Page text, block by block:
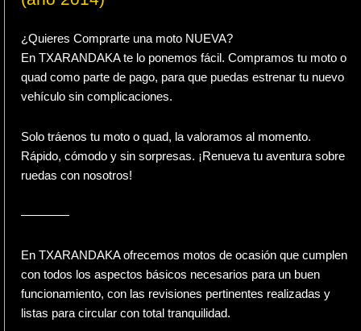
¿Quieres Comprarte una moto NUEVA?
En TXARANDAKA te lo ponemos fácil. Compramos tu moto o
quad como parte de pago, para que puedas estrenar tu nuevo
vehículo sin complicaciones.
Solo tráenos tu moto o quad, la valoramos al momento.
Rápido, cómodo y sin sorpresas. ¡Renueva tu aventura sobre
ruedas con nosotros!
————
En TXARANDAKA ofrecemos motos de ocasión que cumplen
con todos los aspectos básicos necesarios para un buen
funcionamiento, con las revisiones pertinentes realizadas y
listas para circular con total tranquilidad.